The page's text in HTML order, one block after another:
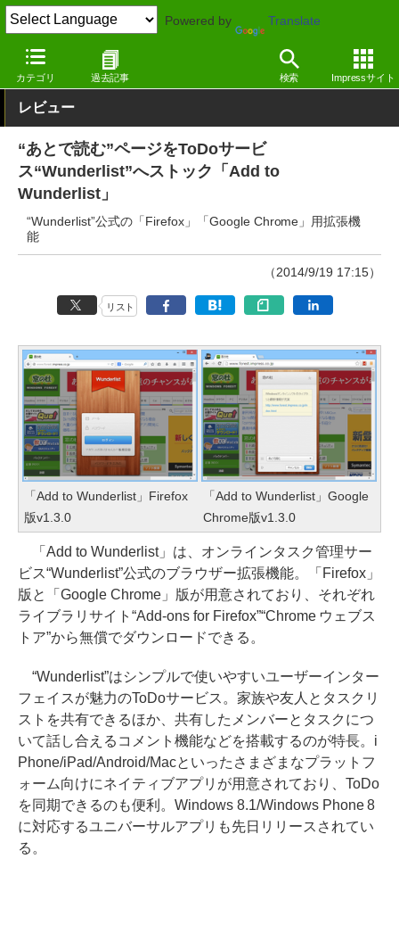
Powered by Translate
カテゴリ 過去記事 検索 Impressサイト
窓の杜 スケジュール・タスク管理 タスク管理 Google
レビュー
“あとで読む”ページをToDoサービ
ス“Wunderlist”へストック「Add to
Wunderlist」
“Wunderlist”公式の「Firefox」「Google Chrome」用拡張機
能
（2014/9/19 17:15）
リスト
「Add to Wunderlist」Firefox
版v1.3.0
「Add to Wunderlist」Google
Chrome版v1.3.0
「Add to Wunderlist」は、オンラインタスク管理サー
ビス“Wunderlist”公式のブラウザー拡張機能。「Firefox」
版と「Google Chrome」版が用意されており、それぞれ
ライブラリサイト“Add-ons for Firefox”“Chrome ウェブス
トア”から無償でダウンロードできる。
“Wunderlist”はシンプルで使いやすいユーザーインター
フェイスが魅力のToDoサービス。家族や友人とタスクリ
ストを共有できるほか、共有したメンバーとタスクにつ
いて話し合えるコメント機能などを搭載するのが特長。i
Phone/iPad/Android/Macといったさまざまなプラットフ
ォーム向けにネイティブアプリが用意されており、ToDo
を同期できるのも便利。Windows 8.1/Windows Phone 8
に対応するユニバーサルアプリも先日リリースされてい
る。